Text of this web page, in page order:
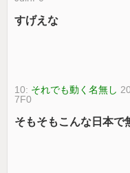
すげえな
10: それでも動く名無し
7F0
そもそもこんな日本で